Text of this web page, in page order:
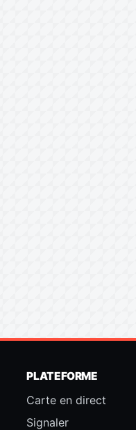
PLATEFORME
Carte en direct
Signaler